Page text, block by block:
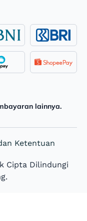
lainnya.
Cipta Dilindungi
Ketentuan